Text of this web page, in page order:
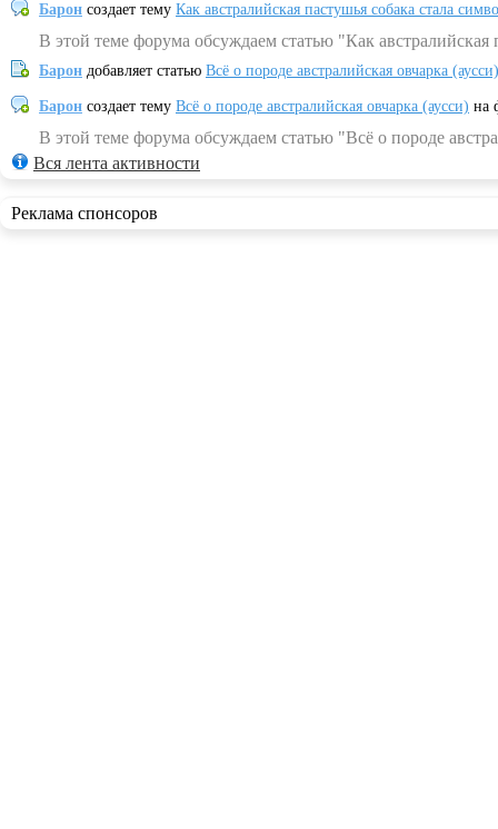
Барон создает тему Как австралийская пастушья собака стала
В этой теме форума обсуждаем статью "Как
Барон добавляет статью Всё о породе австралийская овчарка (аусси)
Барон создает тему Всё о породе австралийская овчарка (аусси) на
В этой теме форума обсуждаем статью "Всё о породе
Вся лента активности
Реклама спонсоров